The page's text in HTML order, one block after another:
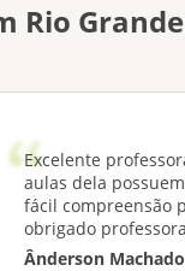
Rio
Excelente
aulas dela
fácil compreensão
obrigado
Ânderson Machado